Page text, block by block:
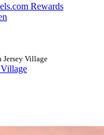
Rewards
Jersey Village
Village